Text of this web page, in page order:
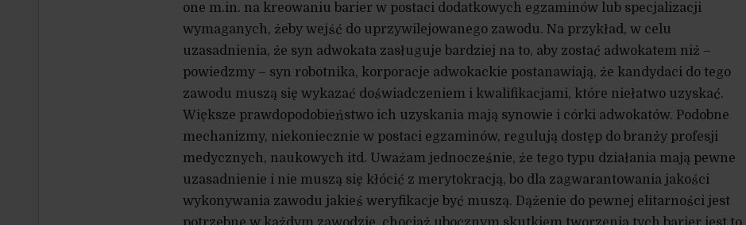
one m.in. na kreowaniu barier w postaci dodatkowych egzaminów lub specjalizacji
wymaganych, żeby wejść do uprzywilejowanego zawodu. Na przykład, w celu
uzasadnienia, że syn adwokata zasługuje bardziej na to, aby zostać adwokatem niż –
powiedzmy – syn robotnika, korporacje adwokackie postanawiają, że kandydaci do tego
zawodu muszą się wykazać doświadczeniem i kwalifikacjami, które niełatwo uzyskać.
Większe prawdopodobieństwo ich uzyskania mają synowie i córki adwokatów. Podobne
mechanizmy, niekoniecznie w postaci egzaminów, regulują dostęp do branży profesji
medycznych, naukowych itd. Uważam jednocześnie, że tego typu działania mają pewne
uzasadnienie i nie muszą się kłócić z merytokracją, bo dla zagwarantowania jakości
wykonywania zawodu jakieś weryfikacje być muszą. Dążenie do pewnej elitarności jest